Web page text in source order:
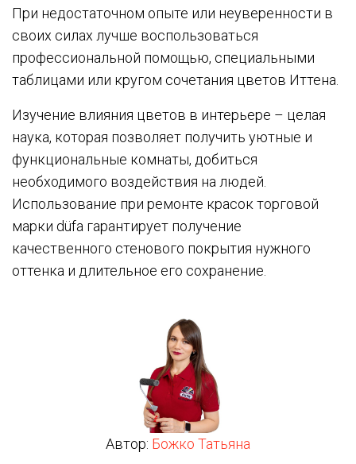
При недостаточном опыте или неуверенности в
своих силах лучше воспользоваться
профессиональной помощью, специальными
таблицами или кругом сочетания цветов Иттена.
Изучение влияния цветов в интерьере – целая
наука, которая позволяет получить уютные и
функциональные комнаты, добиться
необходимого воздействия на людей.
Использование при ремонте красок торговой
марки düfa гарантирует получение
качественного стенового покрытия нужного
оттенка и длительное его сохранение.
Автор: Божко Татьяна